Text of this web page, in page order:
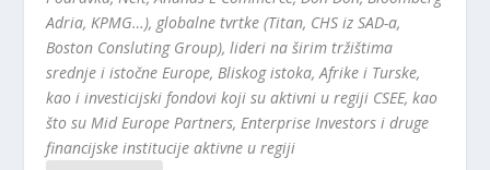
Adria, KPMG…), globalne tvrtke (Titan, CHS iz SAD-a,
Boston Consluting Group), lideri na širim tržištima
srednje i istočne Europe, Bliskog istoka, Afrike i Turske,
kao i investicijski fondovi koji su aktivni u regiji CSEE, kao
što su Mid Europe Partners, Enterprise Investors i druge
financijske institucije aktivne u regiji